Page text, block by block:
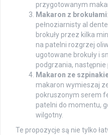
przygotowanym
Makaron z brokułami
pełnoziarnisty al
brokuły przez kilka
na patelni rozgrzej
ugotowane brokuły i
podgrzania, następnie
Makaron ze
makaron wymieszaj
pokruszonym serem
patelni do momentu,
wilgotny.
Te propozycje są nie tylko